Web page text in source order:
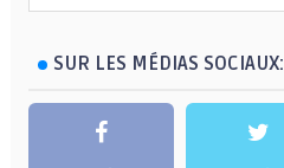
SUR LES MÉDIAS SOCIAUX: